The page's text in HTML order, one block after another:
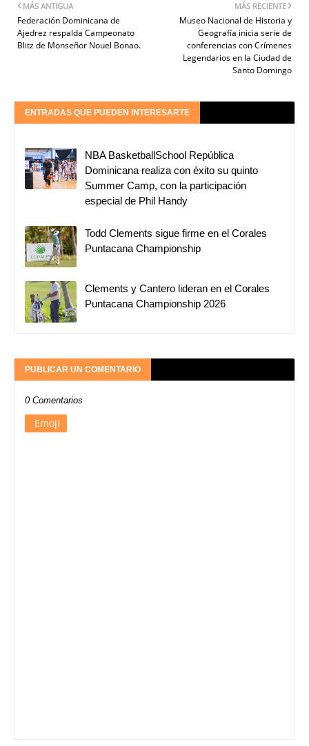
MÁS RECIENTE
Museo Nacional de Historia y
Geografía inicia serie de
conferencias con Crímenes
Legendarios en la Ciudad de
Santo Domingo
MÁS ANTIGUA
Federación Dominicana de
Ajedrez respalda Campeonato
Blitz de Monseñor Nouel Bonao.
ENTRADAS QUE PUEDEN INTERESARTE
NBA BasketballSchool República
Dominicana realiza con éxito su quinto
Summer Camp, con la participación
especial de Phil Handy
Todd Clements sigue firme en el Corales
Puntacana Championship
Clements y Cantero lideran en el Corales
Puntacana Championship 2026
PUBLICAR UN COMENTARIO
0 Comentarios
Emoji